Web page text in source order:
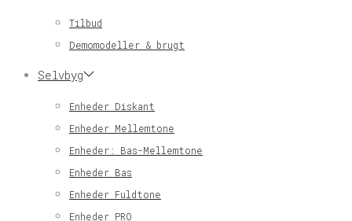
Tilbud
Demomodeller & brugt
Selvbyg
Enheder Diskant
Enheder Mellemtone
Enheder: Bas-Mellemtone
Enheder Bas
Enheder Fuldtone
Enheder PRO